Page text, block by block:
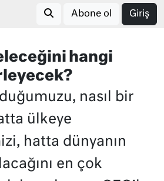
Abone ol Giriş
hangi
nasıl bir
ülkeye
hatta dünyanın
en çok